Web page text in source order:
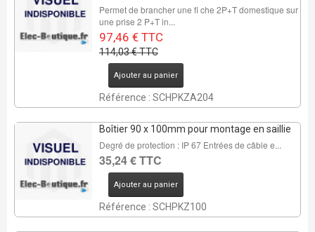
Permet de brancher une fi che 2P+T domestique sur
une prise 2 P+T in...
97,46 € TTC
114,03 € TTC
Ajouter au panier
Référence : SCHPKZA204
Boîtier 90 x 100mm pour montage en saillie
Degré de protection : IP 67 Entrées de câble e...
35,24 € TTC
Ajouter au panier
Référence : SCHPKZ100